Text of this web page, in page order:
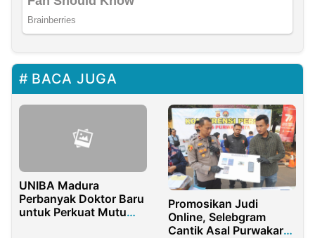
BACA JUGA
UNIBA Madura
Perbanyak Doktor Baru
untuk Perkuat Mutu
Promosikan Judi
Online, Selebgram
Cantik Asal Purwakarta